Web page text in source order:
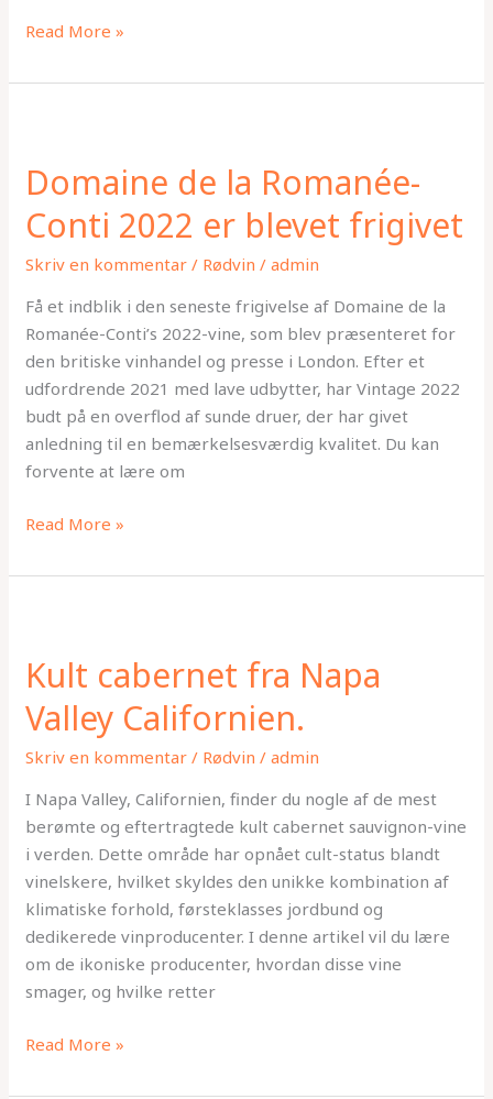
Read More »
Domaine de la Romanée-
Conti 2022 er blevet frigivet
Skriv en kommentar / Rødvin /admin
Få et indblik i den seneste frigivelse af Domaine de la
Romanée-Conti’s 2022-vine, som blev præsenteret for
den britiske vinhandel og presse i London. Efter et
udfordrende 2021 med lave udbytter, har Vintage 2022
budt på en overflod af sunde druer, der har givet
anledning til en bemærkelsesværdig kvalitet. Du kan
forvente at lære om
la
Conti
2022
blevet
frigivet
Read More »
Kult cabernet fra Napa
Valley Californien.
Skriv en kommentar / Rødvin /admin
I Napa Valley, Californien, finder du nogle af de mest
berømte og eftertragtede kult cabernet sauvignon-vine
i verden. Dette område har opnået cult-status blandt
vinelskere, hvilket skyldes den unikke kombination af
klimatiske forhold, førsteklasses jordbund og
dedikerede vinproducenter. I denne artikel vil du lære
om de ikoniske producenter, hvordan disse vine
smager, og hvilke retter
fra
Valley
Californien.
Read More »